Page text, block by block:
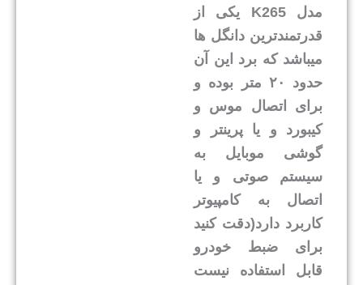
مدل K265 یکی از
قدرتمندترین دانگل ها
میباشد که برد این آن
حدود ۲۰ متر بوده و
برای اتصال موس و
کیبورد و یا پرینتر و
گوشی موبایل به
سیستم صوتی و یا
اتصال به کامپیوتر
کاربرد دارد(دقت کنید
برای ضبط خودرو
قابل استفاده نیست